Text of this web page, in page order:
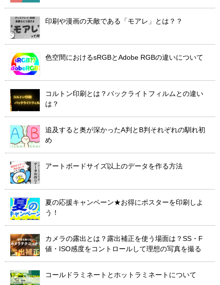
印刷や漫画の天敵である「モアレ」とは？？
色空間におけるsRGBとAdobe RGBの違いについて
コルトン印刷とは？バックライトフィルムとの違い
は？
追及すると奥が深かったA判とB判それぞれの馴れ初
め
アートボードサイズ以上のデータを作る方法
夏の応援キャンペーン★お得にポスターを印刷しよ
う！
カメラの露出とは？露出補正を使う場面は？SS・F
値・ISO感度をコントロールして理想の写真を撮る
コールドラミネートとホットラミネートについて